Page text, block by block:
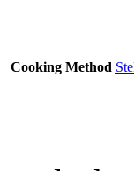
Cooking Method